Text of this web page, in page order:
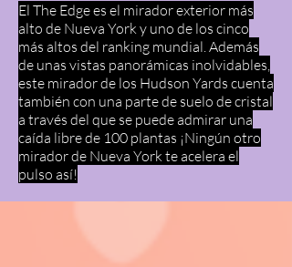
El The Edge es el mirador exterior más
alto de Nueva York y uno de los cinco
más altos del ranking mundial. Además
de unas vistas panorámicas inolvidables,
este mirador de los Hudson Yards cuenta
también con una parte de suelo de cristal
a través del que se puede admirar una
caída libre de 100 plantas ¡Ningún otro
mirador de Nueva York te acelera el
pulso así!